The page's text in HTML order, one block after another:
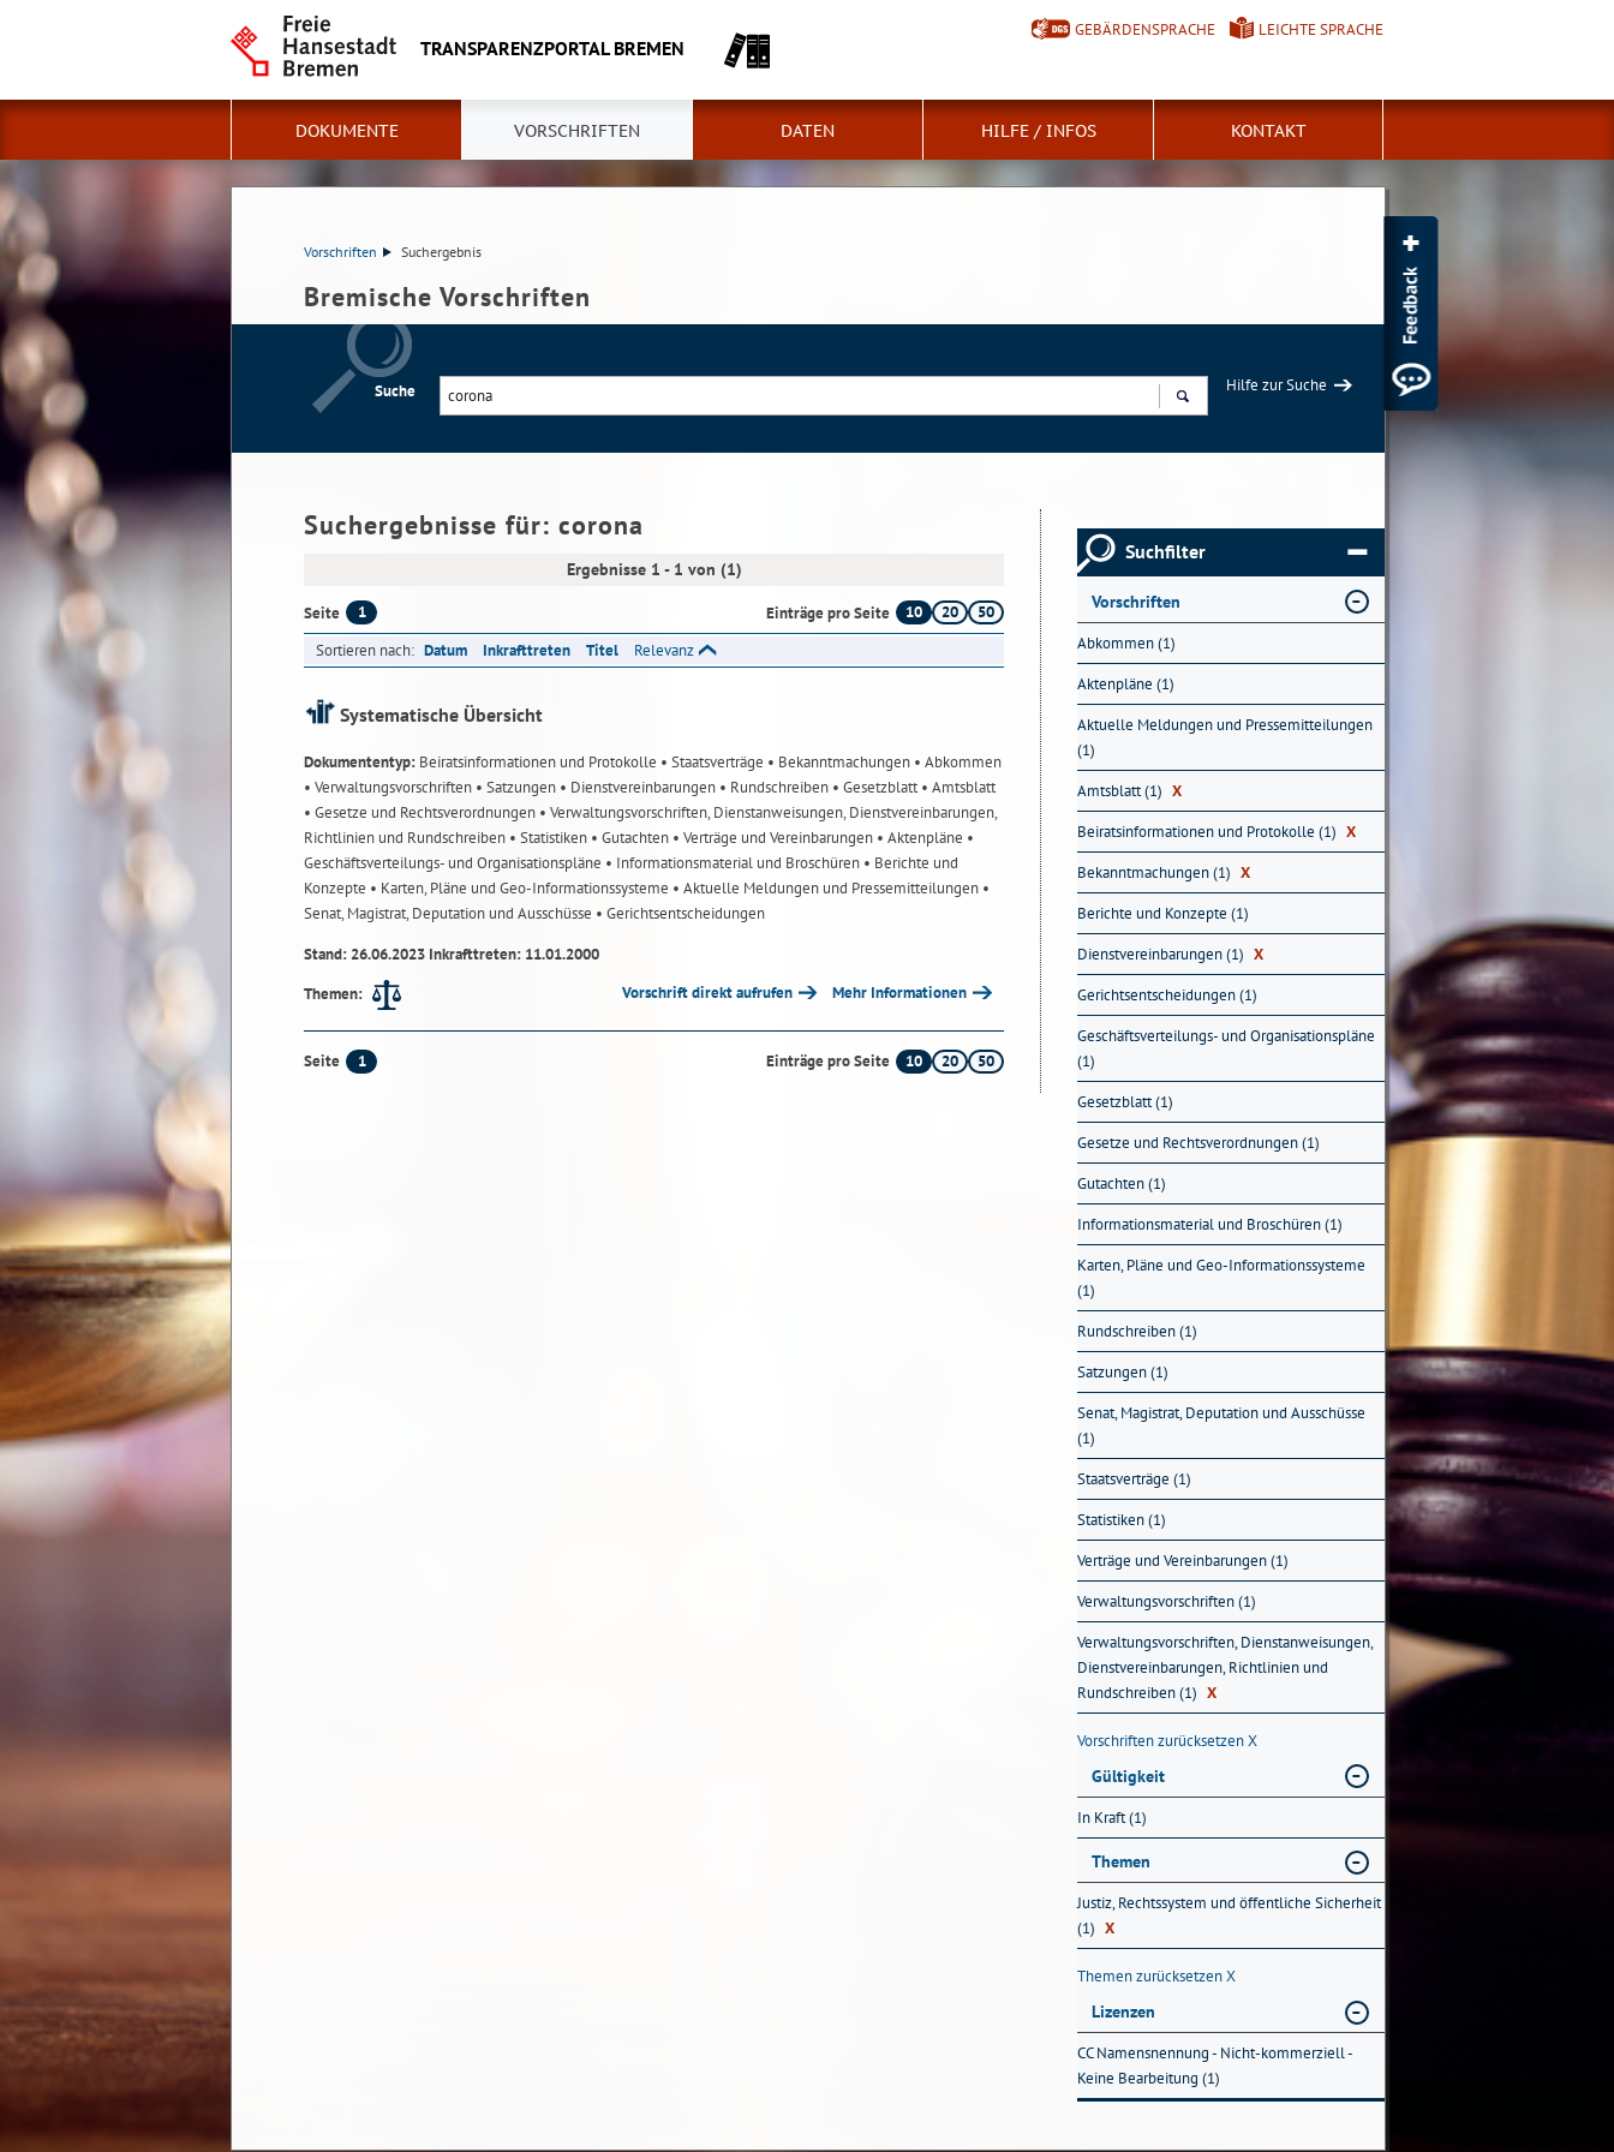
TRANSPARENZPORTAL BREMEN
GEBÄRDENSPRACHE LEICHTE SPRACHE
DOKUMENTE VORSCHRIFTEN DATEN HILFE / INFOS KONTAKT
Vorschriften Suchergebnis
Bremische Vorschriften
Suche
Hilfe zur Suche
Suchergebnisse für: corona
Ergebnisse 1 - 1 von (1)
Seite 1 Einträge pro Seite 10 20
50
Sortieren nach: Datum Inkrafttreten Titel Relevanz
Systematische Übersicht
Dokumententyp: Beiratsinformationen und Protokolle • Staatsverträge • Bekanntmachungen • Abkommen
• Verwaltungsvorschriften • Satzungen • Dienstvereinbarungen • Rundschreiben • Gesetzblatt• Amtsblatt
• Gesetze und Rechtsverordnungen • Verwaltungsvorschriften, Dienstanweisungen, Dienstvereinbarungen,
Richtlinien und Rundschreiben • Statistiken • Gutachten • Verträge und Vereinbarungen • Aktenpläne •
Geschäftsverteilungs- und Organisationspläne • Informationsmaterial und Broschüren • Berichte und
Konzepte • Karten, Pläne und Geo-Informationssysteme • Aktuelle Meldungen und Pressemitteilungen •
Senat, Magistrat, Deputation und Ausschüsse • Gerichtsentscheidungen
Stand: 26.06.2023 Inkrafttreten: 11.01.2000
Themen:
Vorschrift direkt aufrufen Mehr Informationen
Seite 1 Einträge pro Seite 10 20 50
Suchfilter
Vorschriften
Abkommen (1)
Aktenpläne (1)
Aktuelle Meldungen und Pressemitteilungen
(1)
Amtsblatt (1) X
Beiratsinformationen und Protokolle (1) X
Bekanntmachungen (1) X
Berichte und Konzepte (1)
Dienstvereinbarungen (1) X
Gerichtsentscheidungen (1)
Geschäftsverteilungs- und Organisationspläne
(1)
Gesetzblatt (1)
Gesetze und Rechtsverordnungen (1)
Gutachten (1)
Informationsmaterial und Broschüren (1)
Karten, Pläne und Geo-Informationssysteme
(1)
Rundschreiben (1)
Satzungen (1)
Senat, Magistrat, Deputation und Ausschüsse
(1)
Staatsverträge (1)
Statistiken (1)
Verträge und Vereinbarungen (1)
Verwaltungsvorschriften (1)
Verwaltungsvorschriften, Dienstanweisungen,
Dienstvereinbarungen, Richtlinien und
Rundschreiben (1) X
Vorschriften zurücksetzenX
Gültigkeit
In Kraft (1)
Themen
Justiz, Rechtssystem und öffentliche Sicherheit
(1) X
Themen zurücksetzenX
Lizenzen
CC Namensnennung - Nicht-kommerziell -
Keine Bearbeitung (1)